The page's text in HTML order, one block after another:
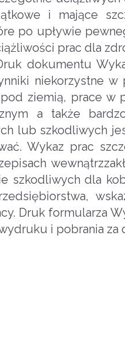
i mające
po upływie
prac dla
dokumentu
niekorzystne
ziemią, prace w
a także
lub szkodliwych
Wykaz prac
szkodliwych dla
Druk formularza
i pobrania za